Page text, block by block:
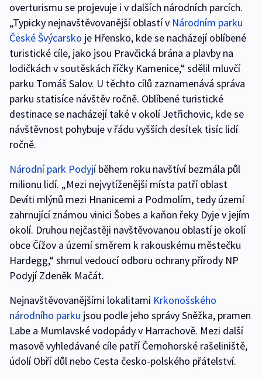
overturismu se projevuje i v dalších národních parcích.
„Typicky nejnavštěvovanější oblastí v Národním parku
České Švýcarsko je Hřensko, kde se nacházejí oblíbené
turistické cíle, jako jsou Pravčická brána a plavby na
lodičkách v soutěskách říčky Kamenice,“ sdělil mluvčí
parku Tomáš Salov. U těchto cílů zaznamenává správa
parku statisíce návštěv ročně. Oblíbené turistické
destinace se nacházejí také v okolí Jetřichovic, kde se
návštěvnost pohybuje v řádu vyšších desítek tisíc lidí
ročně.
Národní park Podyjíběhem roku navštíví bezmála půl
milionu lidí. „Mezi nejvytíženější místa patří oblast
Devíti mlýnů mezi Hnanicemi a Podmolím, tedy území
zahrnující známou vinici Šobes a kaňon řeky Dyje v jejím
okolí. Druhou nejčastěji navštěvovanou oblastí je okolí
obce Čížov a území směrem k rakouskému městečku
Hardegg,“ shrnul vedoucí odboru ochrany přírody NP
Podyjí Zdeněk Mačát.
Nejnavštěvovanějšími lokalitami Krkonošského
národního parku jsou podle jeho správy Sněžka, pramen
Labe a Mumlavské vodopády v Harrachově. Mezi další
masově vyhledávané cíle patří Černohorské rašeliniště,
údolí Obří důl nebo Cesta česko-polského přátelství.